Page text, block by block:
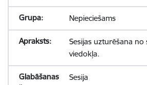
Nepieciešams
Sesijas uzturēšana no
viedokļa.
Sesija